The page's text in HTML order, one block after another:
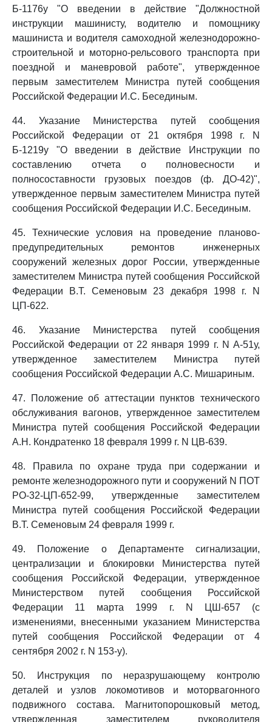
Б-1176у "О введении в действие "Должностной
инструкции машинисту, водителю и помощнику
машиниста и водителя самоходной железнодорожно-
строительной и моторно-рельсового транспорта при
поездной и маневровой работе", утвержденное
первым заместителем Министра путей сообщения
Российской Федерации И.С. Бесединым.
44. Указание Министерства путей сообщения
Российской Федерации от 21 октября 1998 г. N
Б-1219у "О введении в действие Инструкции по
составлению отчета о полновесности и
полносоставности грузовых поездов (ф. ДО-42)",
утвержденное первым заместителем Министра путей
сообщения Российской Федерации И.С. Бесединым.
45. Технические условия на проведение планово-
предупредительных ремонтов инженерных
сооружений железных дорог России, утвержденные
заместителем Министра путей сообщения Российской
Федерации В.Т. Семеновым 23 декабря 1998 г. N
ЦП-622.
46. Указание Министерства путей сообщения
Российской Федерации от 22 января 1999 г. N А-51у,
утвержденное заместителем Министра путей
сообщения Российской Федерации А.С. Мишариным.
47. Положение об аттестации пунктов технического
обслуживания вагонов, утвержденное заместителем
Министра путей сообщения Российской Федерации
А.Н. Кондратенко 18 февраля 1999 г. N ЦВ-639.
48. Правила по охране труда при содержании и
ремонте железнодорожного пути и сооружений N ПОТ
РО-32-ЦП-652-99, утвержденные заместителем
Министра путей сообщения Российской Федерации
В.Т. Семеновым 24 февраля 1999 г.
49. Положение о Департаменте сигнализации,
централизации и блокировки Министерства путей
сообщения Российской Федерации, утвержденное
Министерством путей сообщения Российской
Федерации 11 марта 1999 г. N ЦШ-657 (с
изменениями, внесенными указанием Министерства
путей сообщения Российской Федерации от 4
сентября 2002 г. N 153-у).
50. Инструкция по неразрушающему контролю
деталей и узлов локомотивов и моторвагонного
подвижного состава. Магнитопорошковый метод,
утвержденная заместителем руководителя